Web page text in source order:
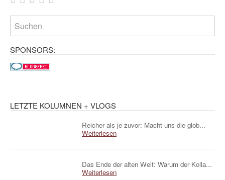
SPONSORS:
LETZTE KOLUMNEN + VLOGS
Reicher als je zuvor: Macht uns die glob...
Weiterlesen
Das Ende der alten Welt: Warum der Kolla...
Weiterlesen